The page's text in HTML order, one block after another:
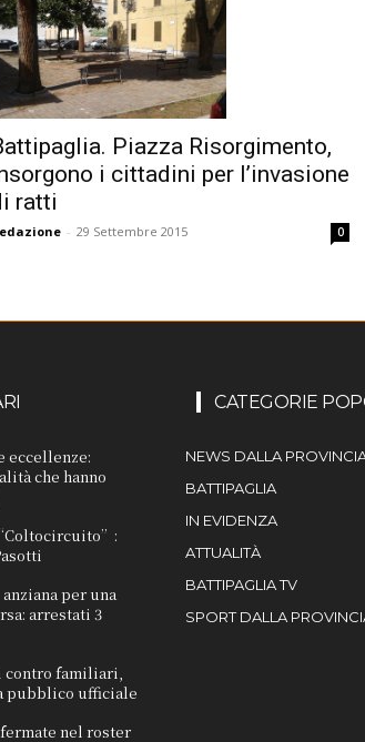
Piazza Risorgimento,
i cittadini per l’invasione
ratti
- 29 Settembre 2015 0
eccellenze:
che hanno
per una
arrestati 3
contro familiari,
pubblico ufficiale
nel roster
CATEGORIE
NEWS DALLA
BATTIPAGLIA
IN EVIDENZA
ATTUALITÀ
BATTIPAGLIA TV
SPORT DALLA